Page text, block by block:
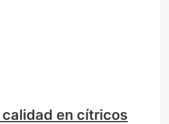
en cítricos